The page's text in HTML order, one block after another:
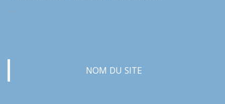
…
NOM DU SITE